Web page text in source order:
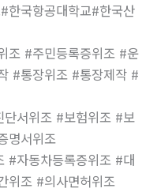
한국항공대학교#한국산
조 #주민등록증위조 #운
#통장위조 #통장제작 #
서위조 #보험위조 #보
명서위조
#자동차등록증위조 #대
위조 #의사면허위조